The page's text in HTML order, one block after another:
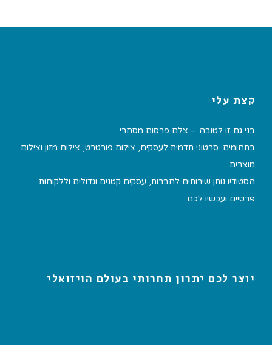
קצת עלי
בני גם זו לטובה – צלם פרסום מסחרי.
בתחומים: סרטוני תדמית לעסקים, צילום פורטרט, צילום מזון וצילום
מוצרים.
הסטודיו נותן שירותים לחברות, עסקים קטנים וגדולים וללקוחות
פרטיים ועכשיו לכם…
יוצר לכם יתרון תחרותי בעולם הויזואלי